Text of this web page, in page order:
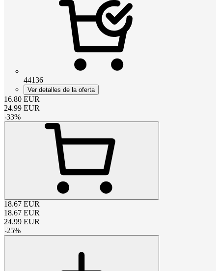
44136
Ver detalles de la oferta
16.80 EUR
24.99 EUR
-33%
18.67 EUR
18.67 EUR
24.99 EUR
-25%